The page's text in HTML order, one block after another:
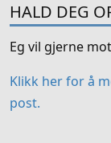
HALD DEG
Eg vil gjerne
Klikk her for å
post.